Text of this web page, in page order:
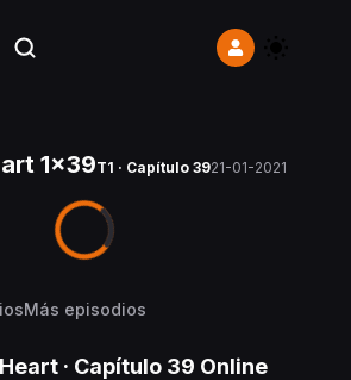
1x39T1 · Capítulo 3921-01-2021
Más episodios
· Capítulo 39 Online